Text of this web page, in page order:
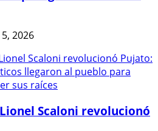
2026
Scaloni revolucionó